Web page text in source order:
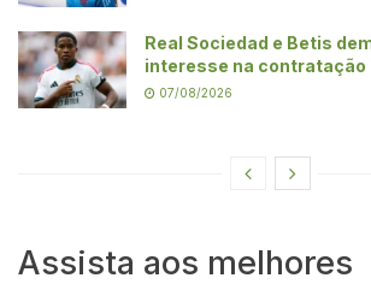
Real Sociedad e Betis
interesse na contratação
07/08/2026
Assista aos melhores